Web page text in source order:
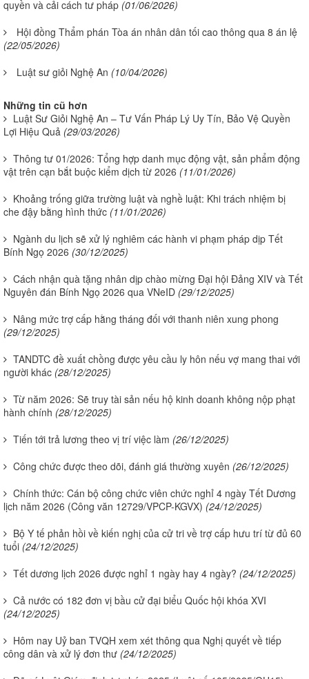
quyền và cải cách tư pháp (01/06/2026)
Hội đồng Thẩm phán Tòa án nhân dân tối cao thông qua 8 án lệ
(22/05/2026)
Luật sư giỏi Nghệ An (10/04/2026)
Những tin cũ hơn
Luật Sư Giỏi Nghệ An – Tư Vấn Pháp Lý Uy Tín, Bảo Vệ Quyền
Lợi Hiệu Quả (29/03/2026)
Thông tư 01/2026: Tổng hợp danh mục động vật, sản phẩm động
vật trên cạn bắt buộc kiểm dịch từ 2026 (11/01/2026)
Khoảng trống giữa trường luật và nghề luật: Khi trách nhiệm bị
che đậy bằng hình thức (11/01/2026)
Ngành du lịch sẽ xử lý nghiêm các hành vi phạm pháp dịp Tết
Bính Ngọ 2026 (30/12/2025)
Cách nhận quà tặng nhân dịp chào mừng Đại hội Đảng XIV và Tết
Nguyên đán Bính Ngọ 2026 qua VNeID (29/12/2025)
Nâng mức trợ cấp hằng tháng đối với thanh niên xung phong
(29/12/2025)
TANDTC đề xuất chồng được yêu cầu ly hôn nếu vợ mang thai với
người khác (28/12/2025)
Từ năm 2026: Sẽ truy tài sản nếu hộ kinh doanh không nộp phạt
hành chính (28/12/2025)
Tiến tới trả lương theo vị trí việc làm (26/12/2025)
Công chức được theo dõi, đánh giá thường xuyên (26/12/2025)
Chính thức: Cán bộ công chức viên chức nghỉ 4 ngày Tết Dương
lịch năm 2026 (Công văn 12729/VPCP-KGVX) (24/12/2025)
Bộ Y tế phản hồi về kiến nghị của cử tri về trợ cấp hưu trí từ đủ 60
tuổi (24/12/2025)
Tết dương lịch 2026 được nghỉ 1 ngày hay 4 ngày? (24/12/2025)
Cả nước có 182 đơn vị bầu cử đại biểu Quốc hội khóa XVI
(24/12/2025)
Hôm nay Uỷ ban TVQH xem xét thông qua Nghị quyết về tiếp
công dân và xử lý đơn thư (24/12/2025)